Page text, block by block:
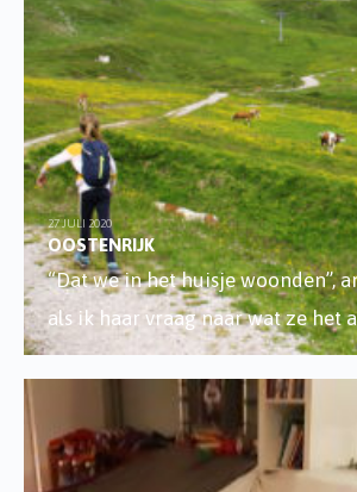
27 JULI 2020
OOSTENRIJK
“Dat we in het huisje woonden”,
als ik haar vraag naar wat ze het